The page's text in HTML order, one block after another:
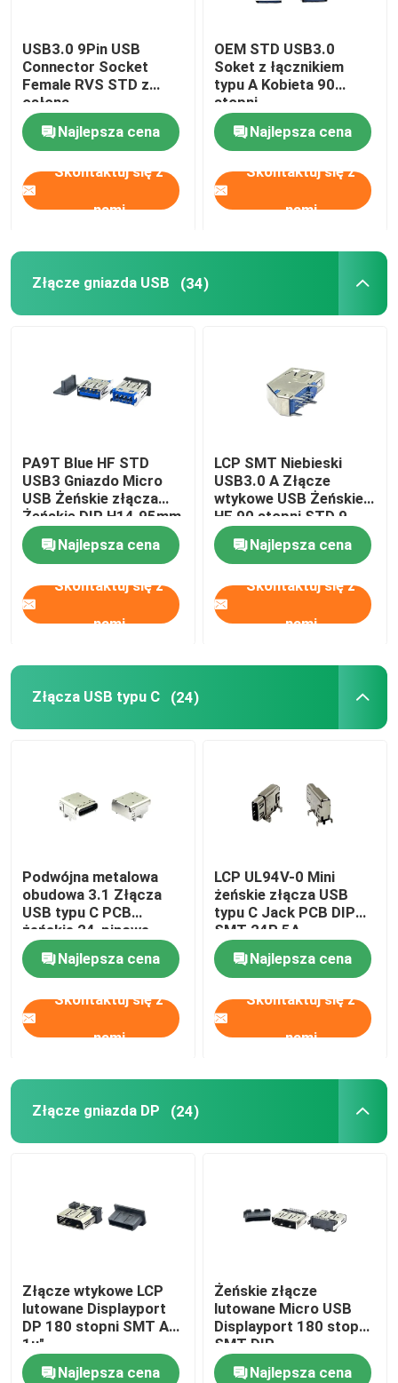
Ładowarka pojazdów elektrycznych
USB3.0 9Pin USB
Connector Socket
Female RVS STD z
osłoną
Najlepsza cena
Skontaktuj się z
nami
OEM STD USB3.0
Soket z łącznikiem
typu A Kobieta 90
stopni
Najlepsza cena
Skontaktuj się z
nami
Złącze gniazda USB (34)
PA9T Blue HF STD
USB3 Gniazdo Micro
USB Żeńskie złącza
Żeńskie DIP H14.95mm
Najlepsza cena
Skontaktuj się z
nami
LCP SMT Niebieski
USB3.0 A Złącze
wtykowe USB Żeńskie
HF 90 stopni STD 9
pinów DIP
Najlepsza cena
Skontaktuj się z
nami
Złącza USB typu C (24)
Podwójna metalowa
obudowa 3.1 Złącza
USB typu C PCB
żeńskie 24-pinowe
ODM
Najlepsza cena
Skontaktuj się z
nami
LCP UL94V-0 Mini
żeńskie złącza USB
typu C Jack PCB DIP
SMT 24P 5A
Najlepsza cena
Skontaktuj się z
nami
Złącze gniazda DP (24)
Złącze wtykowe LCP
lutowane Displayport
DP 180 stopni SMT Au
1u"
Najlepsza cena
Żeńskie złącze
lutowane Micro USB
Displayport 180 stopni
SMT DIP
Najlepsza cena